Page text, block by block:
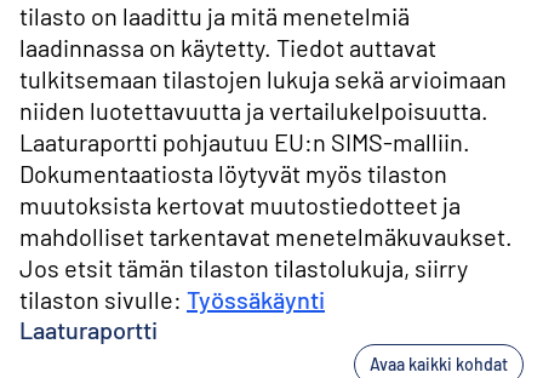
tilasto on laadittu ja mitä menetelmiä
laadinnassa on käytetty. Tiedot auttavat
tulkitsemaan tilastojen lukuja sekä arvioimaan
niiden luotettavuutta ja vertailukelpoisuutta.
Laaturaportti pohjautuu EU:n SIMS-malliin.
Dokumentaatiosta löytyvät myös tilaston
muutoksista kertovat muutostiedotteet ja
mahdolliset tarkentavat menetelmäkuvaukset.
Jos etsit tämän tilaston tilastolukuja, siirry
tilaston sivulle: Työssäkäynti
Laaturaportti
Avaa kaikki kohdat